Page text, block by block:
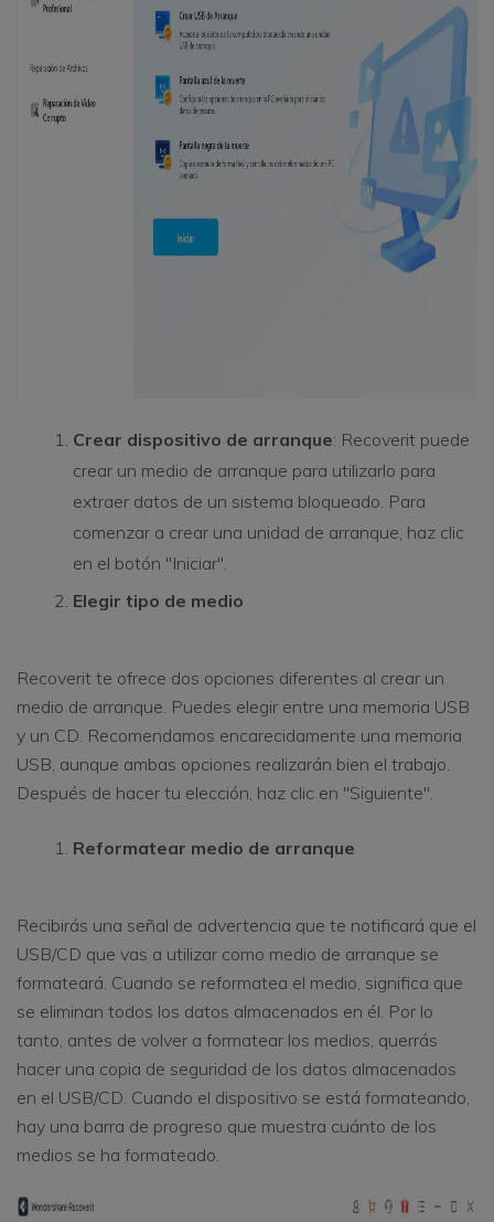
Crear dispositivo de arranque: Recoverit puede
crear un medio de arranque para utilizarlo para
extraer datos de un sistema bloqueado. Para
comenzar a crear una unidad de arranque, haz clic
en el botón "Iniciar".
Elegir tipo de medio
Recoverit te ofrece dos opciones diferentes al crear un
medio de arranque. Puedes elegir entre una memoria USB
y un CD. Recomendamos encarecidamente una memoria
USB, aunque ambas opciones realizarán bien el trabajo.
Después de hacer tu elección, haz clic en "Siguiente".
Reformatear medio de arranque
Recibirás una señal de advertencia que te notificará que el
USB/CD que vas a utilizar como medio de arranque se
formateará. Cuando se reformatea el medio, significa que
se eliminan todos los datos almacenados en él. Por lo
tanto, antes de volver a formatear los medios, querrás
hacer una copia de seguridad de los datos almacenados
en el USB/CD. Cuando el dispositivo se está formateando,
hay una barra de progreso que muestra cuánto de los
medios se ha formateado.